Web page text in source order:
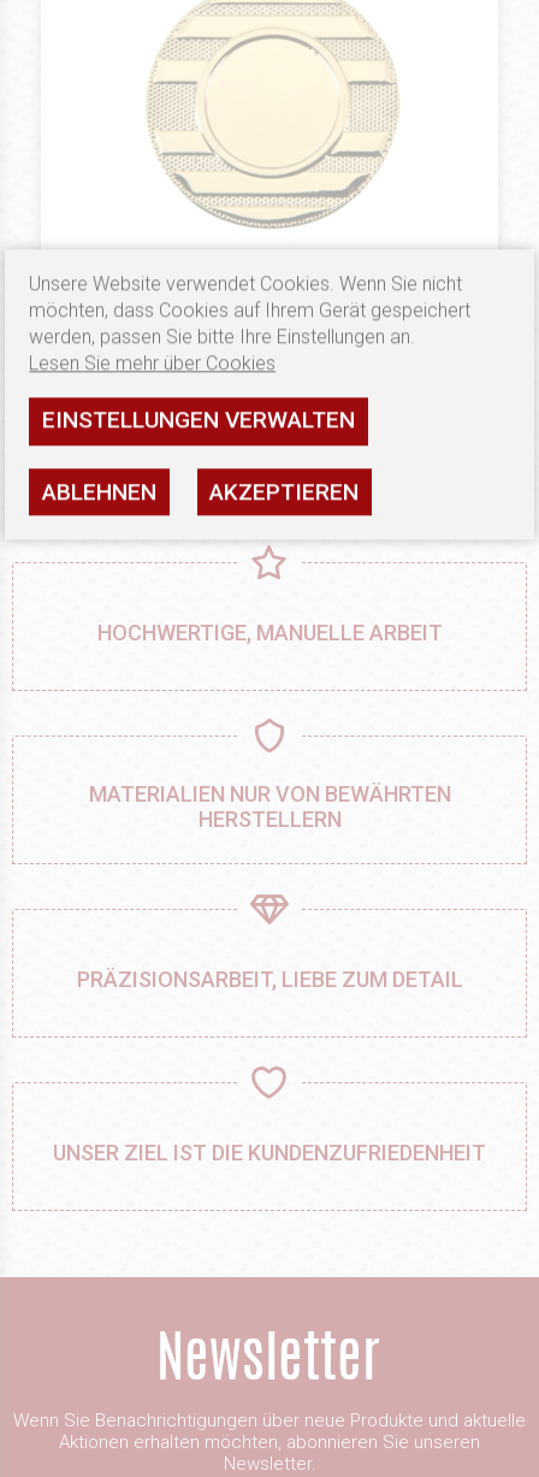
MEDALE 50 MM
Medal Złoty B71
0.38 €
SEHEN
HOCHWERTIGE, MANUELLE ARBEIT
MATERIALIEN NUR VON BEWÄHRTEN
HERSTELLERN
PRÄZISIONSARBEIT, LIEBE ZUM DETAIL
UNSER ZIEL IST DIE KUNDENZUFRIEDENHEIT
Wenn Sie Benachrichtigungen über neue Produkte und aktuelle
Aktionen erhalten möchten, abonnieren Sie unseren
Newsletter.
Unsere Website verwendet Cookies. Wenn Sie nicht
möchten, dass Cookies auf Ihrem Gerät gespeichert
werden, passen Sie bitte Ihre Einstellungen an.
Lesen Sie mehr über Cookies
EINSTELLUNGEN VERWALTEN
ABLEHNEN AKZEPTIEREN